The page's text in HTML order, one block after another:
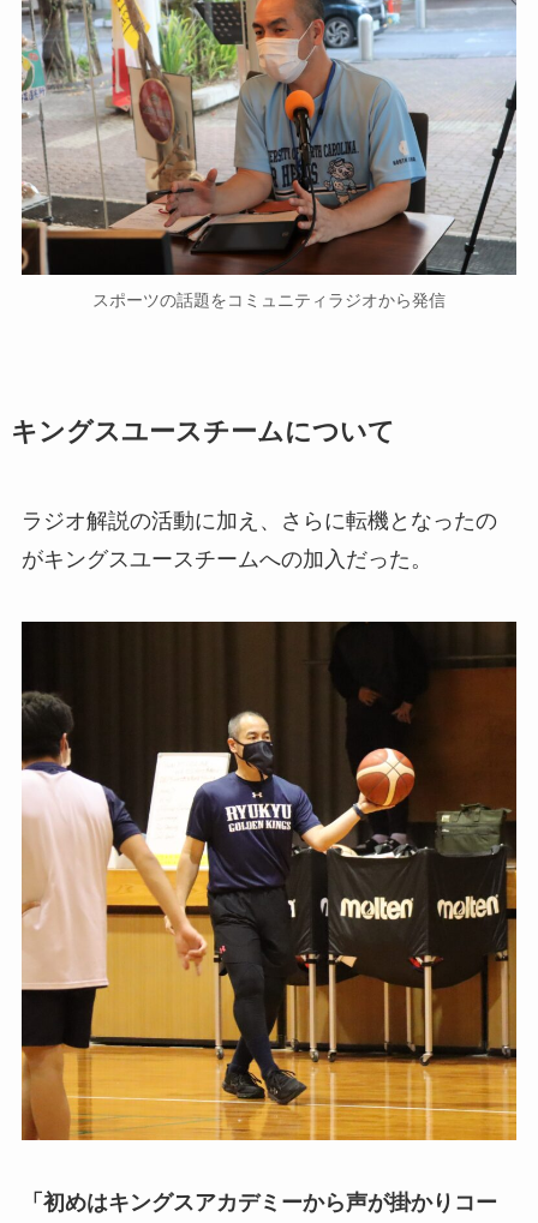
スポーツの話題をコミュニティラジオから発信
キングスユースチームについて
ラジオ解説の活動に加え、さらに転機となったの
がキングスユースチームへの加入だった。
「初めはキングスアカデミーから声が掛かりコー